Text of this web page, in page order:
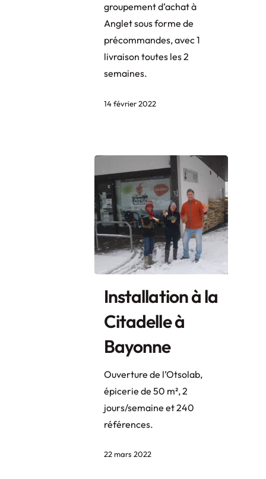
groupement d’achat à
Anglet sous forme de
précommandes, avec 1
livraison toutes les 2
semaines.
14 février 2022
Installation à la
Citadelle à
Bayonne
Ouverture de l’Otsolab,
épicerie de 50 m², 2
jours/semaine et 240
références.
22 mars 2022